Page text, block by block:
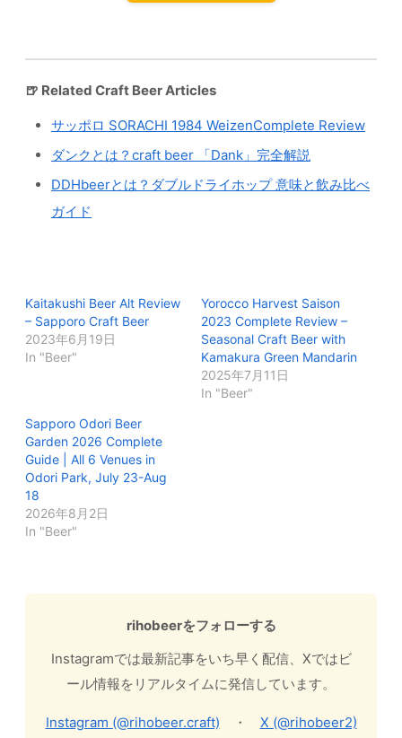
🍺 Related Craft Beer Articles
サッポロ SORACHI 1984 WeizenComplete Review
ダンクとは？craft beer 「Dank」完全解説
DDHbeerとは？ダブルドライホップ 意味と飲み比べ
ガイド
Kaitakushi Beer Alt Review
– Sapporo Craft Beer
2023年6月19日
In "Beer"
Yorocco Harvest Saison
2023 Complete Review –
Seasonal Craft Beer with
Kamakura Green Mandarin
2025年7月11日
In "Beer"
Sapporo Odori Beer
Garden 2026 Complete
Guide | All 6 Venues in
Odori Park, July 23-Aug
18
2026年8月2日
In "Beer"
rihobeerをフォローする
Instagramでは最新記事をいち早く配信、Xではビ
ール情報をリアルタイムに発信しています。
Instagram (@rihobeer.craft) ・ X (@rihobeer2)